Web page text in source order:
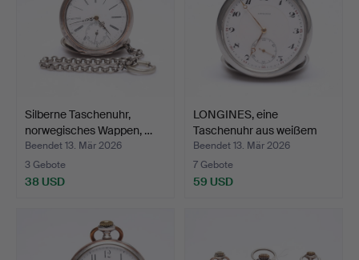
Silberne Taschenuhr,
norwegisches Wappen, …
Beendet 13. Mär 2026
3 Gebote
38 USD
LONGINES, eine
Taschenuhr aus weißem
Metal…
Beendet 13. Mär 2026
7 Gebote
59 USD